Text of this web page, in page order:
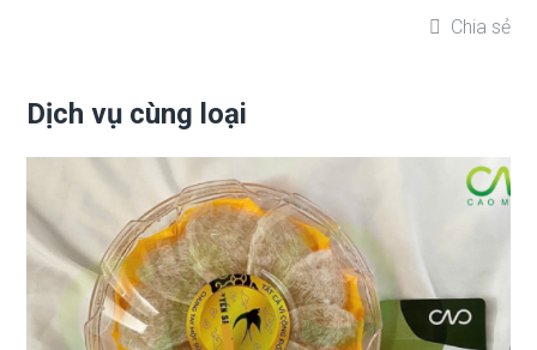
Chia sẻ
Dịch vụ cùng loại